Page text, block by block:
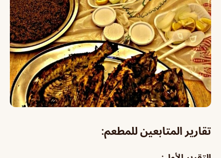
تقارير المتابعين للمطعم: